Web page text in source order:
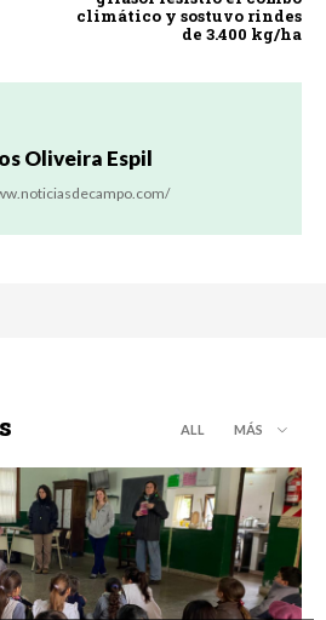
climático y sostuvo rindes
de 3.400 kg/ha
Oliveira Espil
ALL MÁS